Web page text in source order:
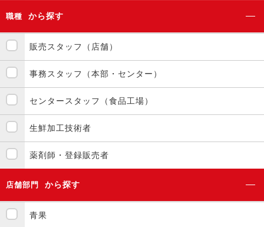
職種 から探す
販売スタッフ（店舗）
事務スタッフ（本部・センター）
センタースタッフ（食品工場）
生鮮加工技術者
薬剤師・登録販売者
店舗部門 から探す
青果